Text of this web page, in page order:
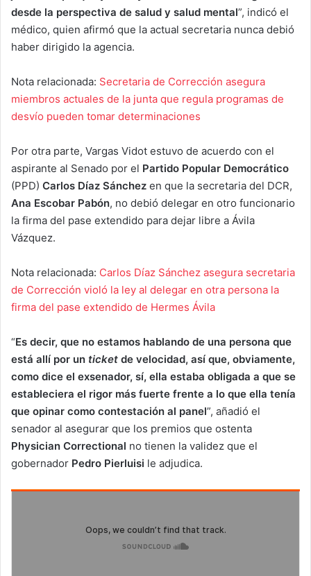
desde la perspectiva de salud y salud mental”, indicó el
médico, quien afirmó que la actual secretaria nunca debió
haber dirigido la agencia.
Nota relacionada: Secretaria de Corrección asegura
miembros actuales de la junta que regula programas de
desvío pueden tomar determinaciones
Por otra parte, Vargas Vidot estuvo de acuerdo con el
aspirante al Senado por el Partido Popular Democrático
(PPD) Carlos Díaz Sánchez en que la secretaria del DCR,
Ana Escobar Pabón, no debió delegar en otro funcionario
la firma del pase extendido para dejar libre a Ávila
Vázquez.
Nota relacionada: Carlos Díaz Sánchez asegura secretaria
de Corrección violó la ley al delegar en otra persona la
firma del pase extendido de Hermes Ávila
“Es decir, que no estamos hablando de una persona que
está allí por un ticket de velocidad, así que, obviamente,
como dice el exsenador, sí, ella estaba obligada a que se
estableciera el rigor más fuerte frente a lo que ella tenía
que opinar como contestación al panel”, añadió el
senador al asegurar que los premios que ostenta
Physician Correctional no tienen la validez que el
gobernador Pedro Pierluisi le adjudica.